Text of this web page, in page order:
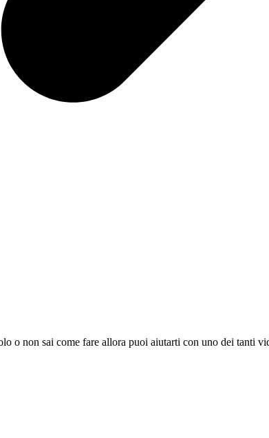
o non sai come fare allora puoi aiutarti con uno dei tanti